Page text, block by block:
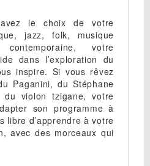
le choix de votre
jazz, folk, musique
votre
dans l’exploration du
inspire. Si vous rêvez
Paganini, du Stéphane
du violon tzigane, votre
son programme à
libre d’apprendre à votre
avec des morceaux qui